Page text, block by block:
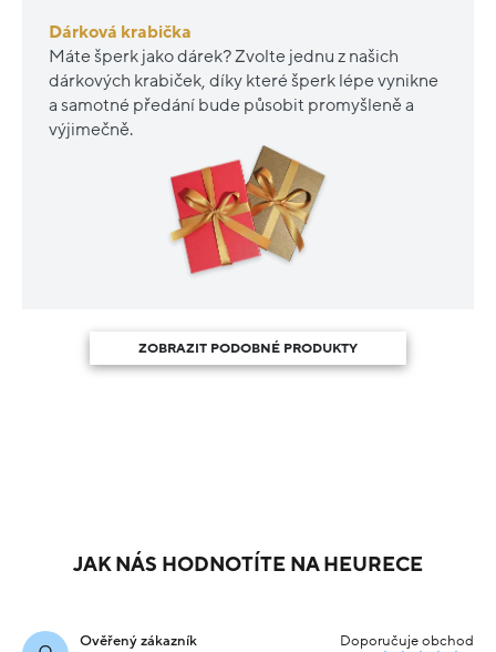
Dárková krabička
Máte šperk jako dárek? Zvolte jednu z našich
dárkových krabiček, díky které šperk lépe vynikne
a samotné předání bude působit promyšleně a
výjimečně.
ZOBRAZIT PODOBNÉ PRODUKTY
JAK NÁS HODNOTÍTE NA HEURECE
Ověřený zákazník
Doporučuje obchod